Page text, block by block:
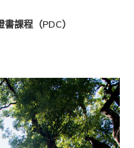
課程（PDC）